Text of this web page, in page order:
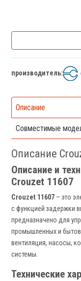
производитель:
Описание
Совместимые
Описание
Описание и
Crouzet 11607
Crouzet 11607 – это
с функцией задержки
предназначено для
промышленных и
вентиляция, насосы,
системы.
Технические